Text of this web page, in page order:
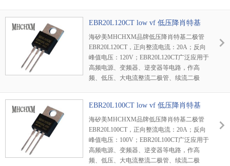
EBR20L120CT low vf 低压降肖特基
海矽美MHCHXM品牌低压降肖特基二极管
EBR20L120CT，正向整流电流：20A；反向
峰值电压：120V；EBR20L120CT广泛应用于
高频电源、变频器、逆变器等电路，作高
频、低压、大电流整流二极管、续流二极
EBR20L100CT low vf 低压降肖特基
海矽美MHCHXM品牌低压降肖特基二极管
EBR20L100CT，正向整流电流：20A；反向
峰值电压：100V；EBR20L100CT广泛应用于
高频电源、变频器、逆变器等电路，作高
频、低压、大电流整流二极管、续流二极